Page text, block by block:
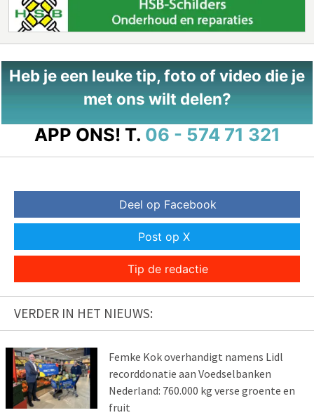
Heb je een leuke tip, foto of video die je
met ons wilt delen?
APP ONS! T. 06 - 574 71 321
Deel op Facebook
Post op X
Tip de redactie
VERDER IN HET NIEUWS:
Femke Kok overhandigt namens Lidl
recorddonatie aan Voedselbanken
Nederland: 760.000 kg verse groente en
fruit